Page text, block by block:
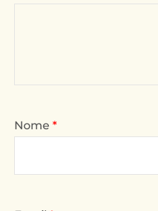
Nome *